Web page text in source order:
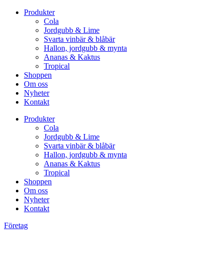
Produkter
Cola
Jordgubb & Lime
Svarta vinbär & blåbär
Hallon, jordgubb & mynta
Ananas & Kaktus
Tropical
Shoppen
Om oss
Nyheter
Kontakt
Produkter
Cola
Jordgubb & Lime
Svarta vinbär & blåbär
Hallon, jordgubb & mynta
Ananas & Kaktus
Tropical
Shoppen
Om oss
Nyheter
Kontakt
Företag